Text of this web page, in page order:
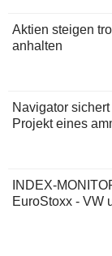
Aktien steigen
anhalten
Navigator
Projekt eines
INDEX-
EuroStoxx - VW